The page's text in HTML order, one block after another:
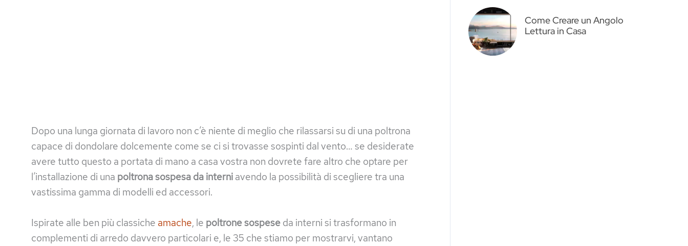
Dopo una lunga giornata di lavoro non c’è niente di meglio che rilassarsi su di una poltrona
capace di dondolare dolcemente come se ci si trovasse sospinti dal vento… se desiderate
avere tutto questo a portata di mano a casa vostra non dovrete fare altro che optare per
l’installazione di una poltrona sospesa da interni avendo la possibilità di scegliere tra una
vastissima gamma di modelli ed accessori.
Ispirate alle ben più classiche amache, le poltrone sospese da interni si trasformano in
complementi di arredo davvero particolari e, le 35 che stiamo per mostrarvi, vantano
Come Creare un Angolo
Lettura in Casa